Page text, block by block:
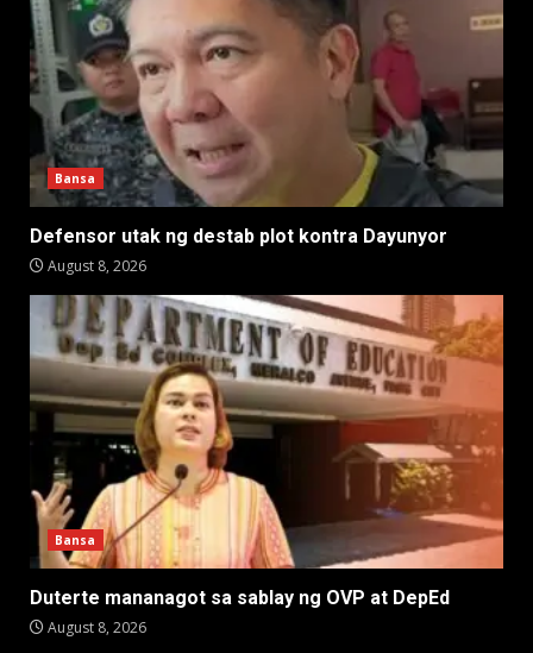
Bansa
Defensor utak ng destab plot kontra Dayunyor
August 8, 2026
Bansa
Duterte mananagot sa sablay ng OVP at DepEd
August 8, 2026